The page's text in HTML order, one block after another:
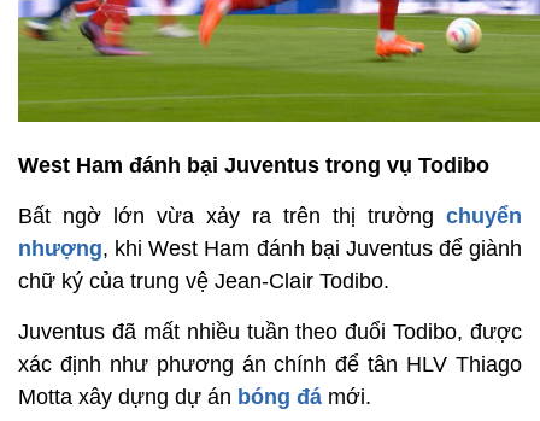
West Ham đánh bại Juventus trong vụ Todibo
Bất ngờ lớn vừa xảy ra trên thị trường chuyển
nhượng, khi West Ham đánh bại Juventus để giành
chữ ký của trung vệ Jean-Clair Todibo.
Juventus đã mất nhiều tuần theo đuổi Todibo, được
xác định như phương án chính để tân HLV Thiago
Motta xây dựng dự án bóng đá mới.